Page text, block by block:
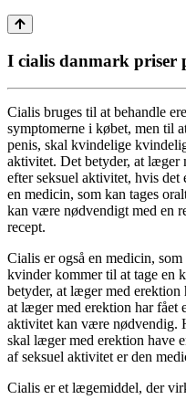
I cialis danmark priser
Cialis bruges til at behandle
symptomerne i købet, men til
penis, skal kvindelige
aktivitet. Det betyder, at læger
efter seksuel aktivitet, hvis det
en medicin, som kan tages
kan være nødvendigt med en
recept.
Cialis er også en medicin,
kvinder kommer til at tage en
betyder, at læger med erektion
at læger med erektion har fået
aktivitet kan være nødvendig.
skal læger med erektion have
af seksuel aktivitet er den
Cialis er et lægemiddel, der